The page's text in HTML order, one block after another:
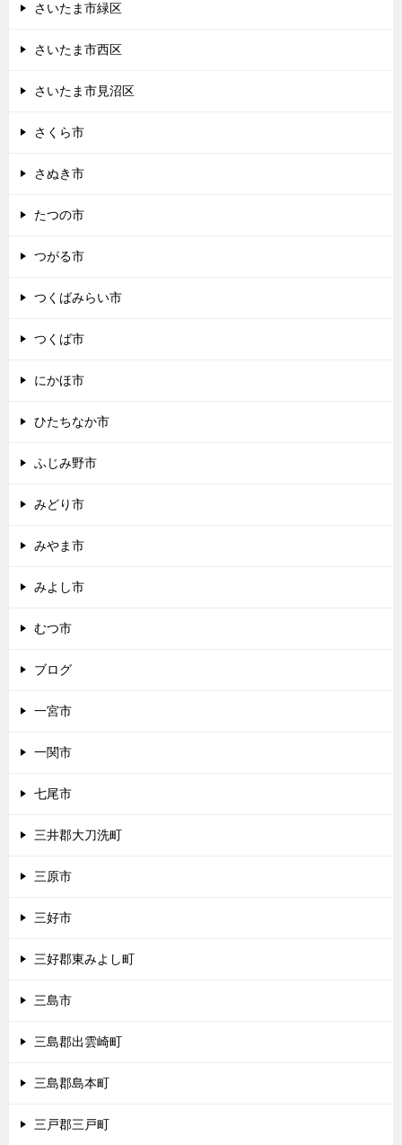
さいたま市緑区
さいたま市西区
さいたま市見沼区
さくら市
さぬき市
たつの市
つがる市
つくばみらい市
つくば市
にかほ市
ひたちなか市
ふじみ野市
みどり市
みやま市
みよし市
むつ市
ブログ
一宮市
一関市
七尾市
三井郡大刀洗町
三原市
三好市
三好郡東みよし町
三島市
三島郡出雲崎町
三島郡島本町
三戸郡三戸町